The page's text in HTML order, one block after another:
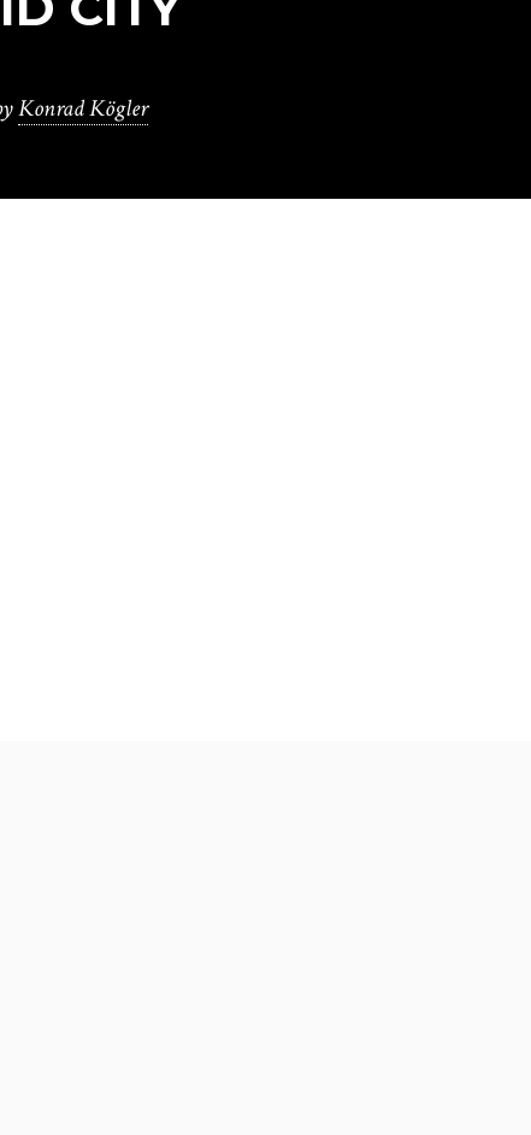
Konrad Kögler